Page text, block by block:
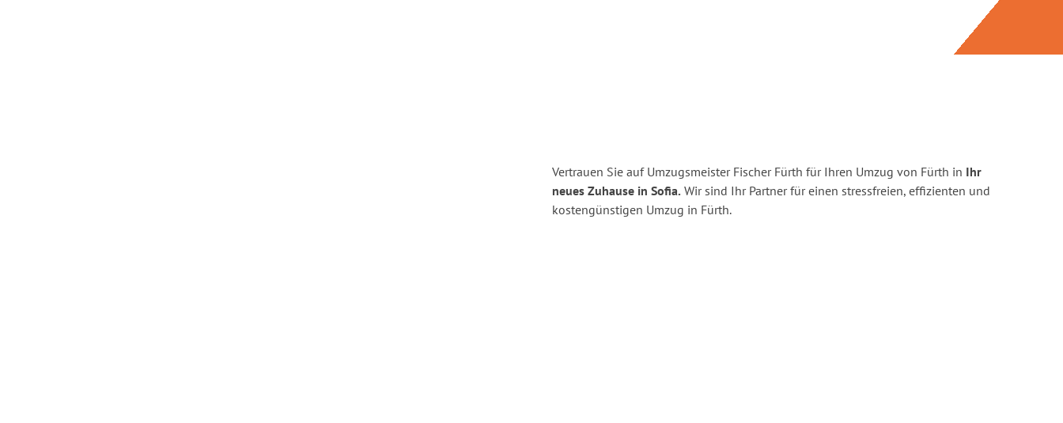
Vertrauen Sie auf Umzugsmeister Fischer Fürth für Ihren Umzug von Fürth in Ihr
neues Zuhause in Sofia. Wir sind Ihr Partner für einen stressfreien, effizienten und
kostengünstigen Umzug in Fürth.